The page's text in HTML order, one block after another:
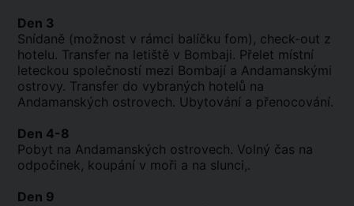
Den 3
Snídaně (možnost v rámci balíčku fom), check-out z
hotelu. Transfer na letiště v Bombaji. Přelet místní
leteckou společností mezi Bombají a Andamanskými
ostrovy. Transfer do vybraných hotelů na
Andamanských ostrovech. Ubytování a přenocování.
Den 4-8
Pobyt na Andamanských ostrovech. Volný čas na
odpočinek, koupání v moři a na slunci,.
Den 9